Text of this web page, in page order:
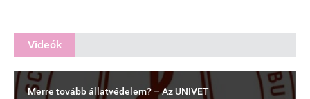
Videók
Merre tovább állatvédelem? – Az UNIVET